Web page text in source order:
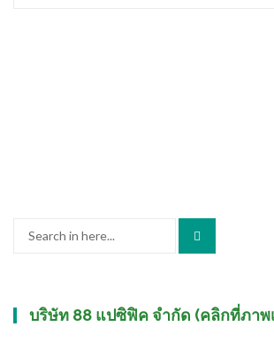
บริษัท 88 แปซิฟิค จำกัด (คลิกที่ภาพ